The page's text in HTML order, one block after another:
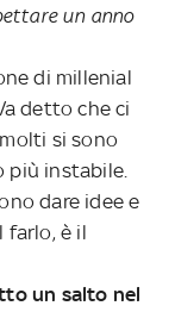
un anno
di millenial
detto che ci
si sono
più instabile.
dare idee e
farlo, è il
un salto nel